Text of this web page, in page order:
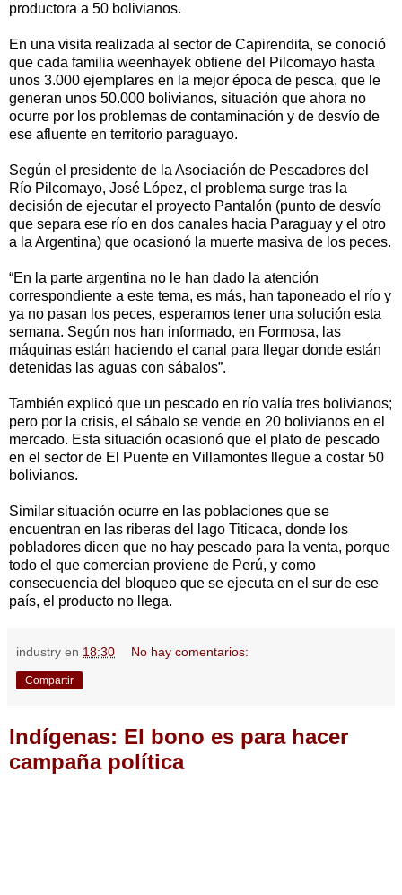
productora a 50 bolivianos.
En una visita realizada al sector de Capirendita, se conoció
que cada familia weenhayek obtiene del Pilcomayo hasta
unos 3.000 ejemplares en la mejor época de pesca, que le
generan unos 50.000 bolivianos, situación que ahora no
ocurre por los problemas de contaminación y de desvío de
ese afluente en territorio paraguayo.
Según el presidente de la Asociación de Pescadores del
Río Pilcomayo, José López, el problema surge tras la
decisión de ejecutar el proyecto Pantalón (punto de desvío
que separa ese río en dos canales hacia Paraguay y el otro
a la Argentina) que ocasionó la muerte masiva de los peces.
“En la parte argentina no le han dado la atención
correspondiente a este tema, es más, han taponeado el río y
ya no pasan los peces, esperamos tener una solución esta
semana. Según nos han informado, en Formosa, las
máquinas están haciendo el canal para llegar donde están
detenidas las aguas con sábalos”.
También explicó que un pescado en río valía tres bolivianos;
pero por la crisis, el sábalo se vende en 20 bolivianos en el
mercado. Esta situación ocasionó que el plato de pescado
en el sector de El Puente en Villamontes llegue a costar 50
bolivianos.
Similar situación ocurre en las poblaciones que se
encuentran en las riberas del lago Titicaca, donde los
pobladores dicen que no hay pescado para la venta, porque
todo el que comercian proviene de Perú, y como
consecuencia del bloqueo que se ejecuta en el sur de ese
país, el producto no llega.
industry en 18:30 No hay comentarios:
Compartir
Indígenas: El bono es para hacer
campaña política